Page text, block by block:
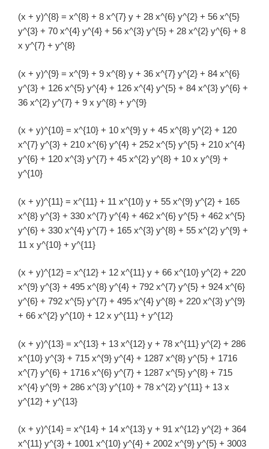
(x + y)^{8} = x^{8} + 8 x^{7} y + 28 x^{6} y^{2} + 56 x^{5}
y^{3} + 70 x^{4} y^{4} + 56 x^{3} y^{5} + 28 x^{2} y^{6} + 8
x y^{7} + y^{8}
(x + y)^{9} = x^{9} + 9 x^{8} y + 36 x^{7} y^{2} + 84 x^{6}
y^{3} + 126 x^{5} y^{4} + 126 x^{4} y^{5} + 84 x^{3} y^{6} +
36 x^{2} y^{7} + 9 x y^{8} + y^{9}
(x + y)^{10} = x^{10} + 10 x^{9} y + 45 x^{8} y^{2} + 120
x^{7} y^{3} + 210 x^{6} y^{4} + 252 x^{5} y^{5} + 210 x^{4}
y^{6} + 120 x^{3} y^{7} + 45 x^{2} y^{8} + 10 x y^{9} +
y^{10}
(x + y)^{11} = x^{11} + 11 x^{10} y + 55 x^{9} y^{2} + 165
x^{8} y^{3} + 330 x^{7} y^{4} + 462 x^{6} y^{5} + 462 x^{5}
y^{6} + 330 x^{4} y^{7} + 165 x^{3} y^{8} + 55 x^{2} y^{9} +
11 x y^{10} + y^{11}
(x + y)^{12} = x^{12} + 12 x^{11} y + 66 x^{10} y^{2} + 220
x^{9} y^{3} + 495 x^{8} y^{4} + 792 x^{7} y^{5} + 924 x^{6}
y^{6} + 792 x^{5} y^{7} + 495 x^{4} y^{8} + 220 x^{3} y^{9}
+ 66 x^{2} y^{10} + 12 x y^{11} + y^{12}
(x + y)^{13} = x^{13} + 13 x^{12} y + 78 x^{11} y^{2} + 286
x^{10} y^{3} + 715 x^{9} y^{4} + 1287 x^{8} y^{5} + 1716
x^{7} y^{6} + 1716 x^{6} y^{7} + 1287 x^{5} y^{8} + 715
x^{4} y^{9} + 286 x^{3} y^{10} + 78 x^{2} y^{11} + 13 x
y^{12} + y^{13}
(x + y)^{14} = x^{14} + 14 x^{13} y + 91 x^{12} y^{2} + 364
x^{11} y^{3} + 1001 x^{10} y^{4} + 2002 x^{9} y^{5} + 3003